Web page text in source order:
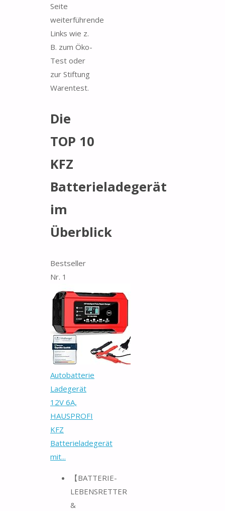
Seite
weiterführende
Links wie z.
B. zum Öko-
Test oder
zur Stiftung
Warentest.
Die
TOP 10
KFZ
Batterieladegerät
im
Überblick
Bestseller
Nr. 1
Autobatterie
Ladegerät
12V 6A,
HAUSPROFI
KFZ
Batterieladegerät
mit...
【BATTERIE-
LEBENSRETTER
&